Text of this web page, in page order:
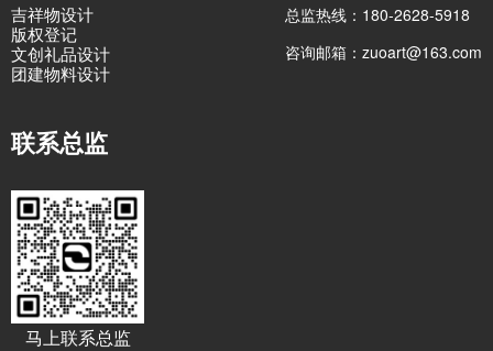
吉祥物设计
版权登记
文创礼品设计
团建物料设计
总监热线：180-2628-5918
咨询邮箱：zuoart@163.com
联系总监
马上联系总监